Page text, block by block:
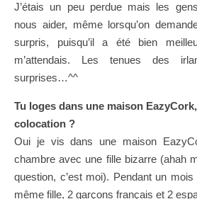
J’étais un peu perdue mais les
nous aider, même lorsqu’on
surpris, puisqu’il a été bien
m’attendais. Les tenues des
surprises…^^
Tu loges dans une maison
colocation ?
Oui je vis dans une maison
chambre avec une fille bizarre (ahah
question, c’est moi). Pendant un
même fille, 2 garçons français et 2